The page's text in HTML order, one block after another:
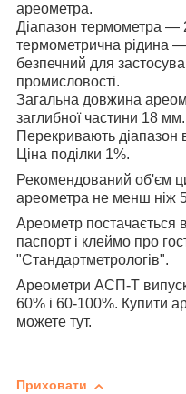
ареометра.
Діапазон термометра —
термометрична рідина
безпечний для
промисловості.
Загальна довжина
заглибної частини 18 мм.
Перекривають діапазон
Ціна поділки 1%.
Рекомендований об'єм
ареометра не менш ніж
Ареометр постачається
паспорт і клеймо про
"Стандартметрологів".
Ареометри АСП-Т
60% і 60-100%. Купити
можете тут.
Приховати